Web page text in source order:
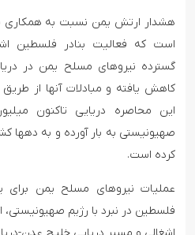
هشدار ارتش یمن نسبت به همکاری
است که فعالیت بنادر فلسطین
گسترده نیروهای مسلح یمن در
کاهش یافته و مبادلات آنها از
این محاصره دریایی تاکنون
صهیونیستی به بار آورده و به دهها
کرده است.
عملیات نیروهای مسلح یمن برای